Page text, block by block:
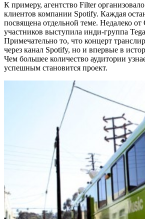
К примеру, агентство Filter
клиентов компании Spotify. Каждая
посвящена отдельной теме. Недалеко
участников выступила инди-группа
Примечательно то, что концерт
через канал Spotify, но и впервые в
Чем большее количество аудитории
успешным становится проект.